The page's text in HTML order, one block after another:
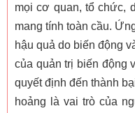
mọi cơ quan, tổ chức,
mang tính toàn cầu.
hậu quả do biến động
của quản trị biến động
quyết định đến thành
hoảng là vai trò của